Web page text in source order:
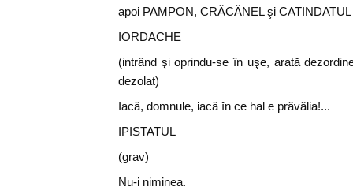
apoi PAMPON, CRĂCĂNEL şi CATINDATUL
IORDACHE
(intrând şi oprindu-se în uşe, arată
dezolat)
Iacă, domnule, iacă în ce hal e prăvălia!...
IPISTATUL
(grav)
Nu-i niminea.